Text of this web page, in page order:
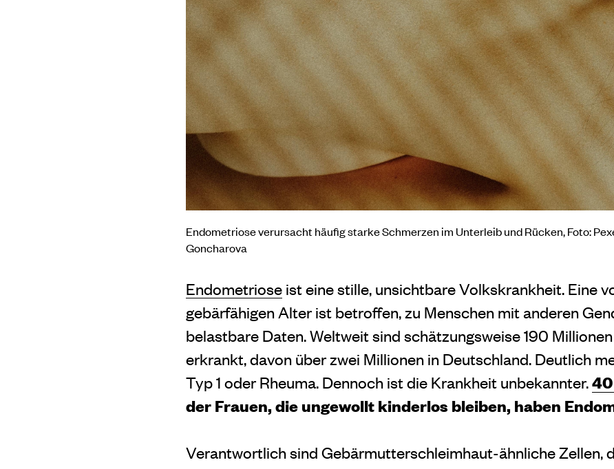
Endometriose verursacht häufig starke Schmerzen im Unterleib und Rücken, Foto:
Goncharova
Endometriose ist eine stille, unsichtbare Volkskrankheit. Eine
gebärfähigen Alter ist betroffen, zu Menschen mit anderen
belastbare Daten. Weltweit sind schätzungsweise 190
erkrankt, davon über zwei Millionen in Deutschland. Deutlich
Typ 1 oder Rheuma. Dennoch ist die Krankheit unbekannter.
der Frauen, die ungewollt kinderlos bleiben, haben
Verantwortlich sind Gebärmutterschleimhaut-ähnliche Zellen,